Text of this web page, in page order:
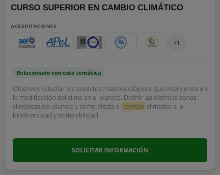
CURSO SUPERIOR EN CAMBIO CLIMÁTICO
ACREDITACIONES
+1
Relacionado con esta temática
Objetivos Estudiar los aspectos macroecológicos que intervienen en
la modificación del clima en el planeta. Definir las distintas zonas
climáticas del planeta y como afecta el cambio climático a la
biodiversidad y sostenibilidad...
SOLICITAR INFORMACIÓN